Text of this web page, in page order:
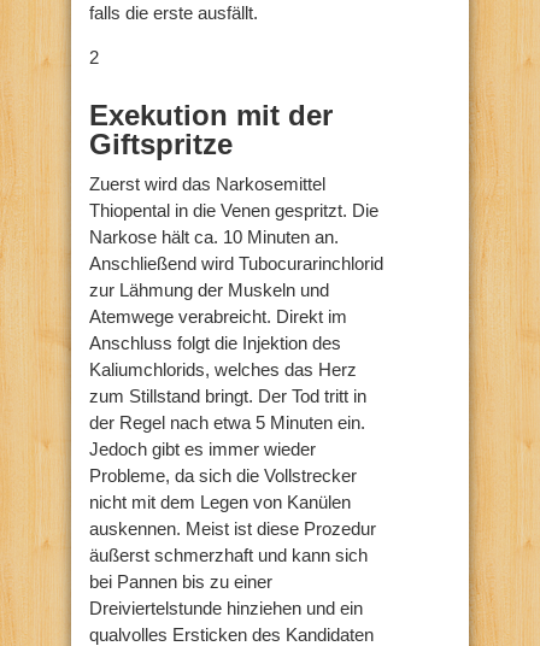
falls die erste ausfällt.
2
Exekution mit der
Giftspritze
Zuerst wird das Narkosemittel
Thiopental in die Venen gespritzt. Die
Narkose hält ca. 10 Minuten an.
Anschließend wird Tubocurarinchlorid
zur Lähmung der Muskeln und
Atemwege verabreicht. Direkt im
Anschluss folgt die Injektion des
Kaliumchlorids, welches das Herz
zum Stillstand bringt. Der Tod tritt in
der Regel nach etwa 5 Minuten ein.
Jedoch gibt es immer wieder
Probleme, da sich die Vollstrecker
nicht mit dem Legen von Kanülen
auskennen. Meist ist diese Prozedur
äußerst schmerzhaft und kann sich
bei Pannen bis zu einer
Dreiviertelstunde hinziehen und ein
qualvolles Ersticken des Kandidaten